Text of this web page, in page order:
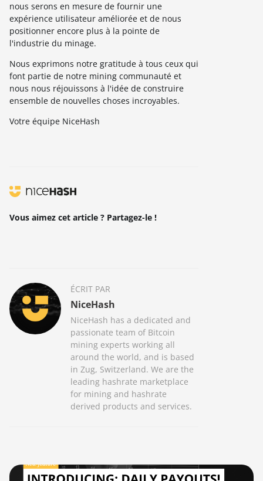
nous serons en mesure de fournir une
expérience utilisateur améliorée et de nous
positionner encore plus à la pointe de
l'industrie du minage.
Nous exprimons notre gratitude à tous ceux qui
font partie de notre mining communauté et
nous nous réjouissons à l'idée de construire
ensemble de nouvelles choses incroyables.
Votre équipe NiceHash
Vous aimez cet article ? Partagez-le !
ÉCRIT PAR
NiceHash
NiceHash has a dedicated and
passionate team of Bitcoin
mining experts working all
around the world, and is based
in Zug, Switzerland. We are the
leading hashrate marketplace
for mining and hashrate
derived products and services.